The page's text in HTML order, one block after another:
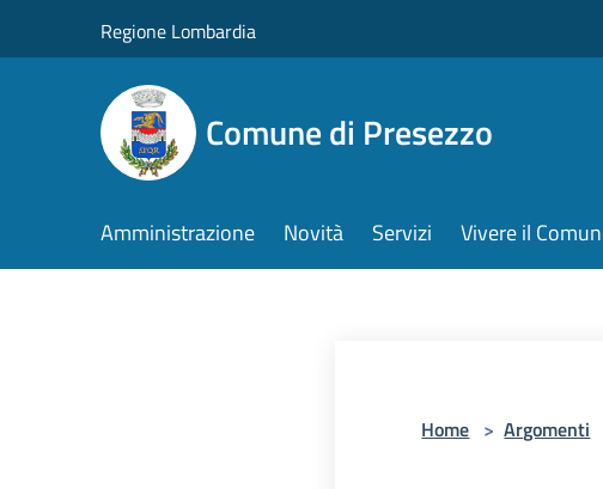
Regione Lombardia
Comune di Presezzo
Amministrazione Novità Servizi Vivere il
Home > Argomenti